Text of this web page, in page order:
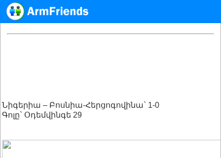
Նիգերիա – Բոսնիա-Հերցոգովինա` 1-0
Գոլը` Օդեմվինգե 29